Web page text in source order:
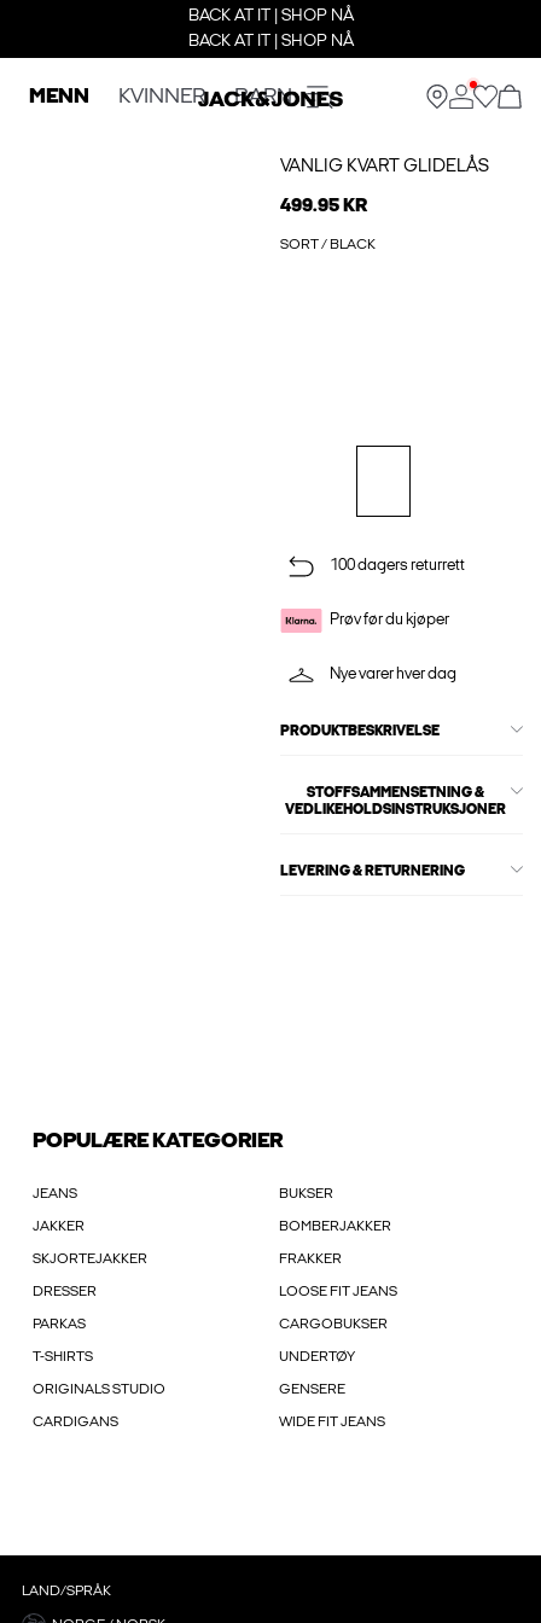
BACK AT IT | SHOP NÅ
BACK AT IT | SHOP NÅ
MENN KVINNER BARN
VANLIG KVART GLIDELÅS
499.95 KR
SORT / BLACK
100 dagers returrett
Prøv før du kjøper
Nye varer hver dag
PRODUKTBESKRIVELSE
STOFFSAMMENSETNING &
VEDLIKEHOLDSINSTRUKSJONER
LEVERING & RETURNERING
POPULÆRE KATEGORIER
JEANS BUKSER
JAKKER BOMBERJAKKER
SKJORTEJAKKER FRAKKER
DRESSER LOOSE FIT JEANS
PARKAS CARGOBUKSER
T-SHIRTS UNDERTØY
ORIGINALS STUDIO GENSERE
CARDIGANS WIDE FIT JEANS
LAND/SPRÅK